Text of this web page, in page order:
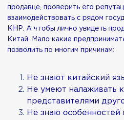
продавце, проверить его
взаимодействовать с рядом
КНР. А чтобы лично увидеть
Китай. Мало какие
позволить по многим причинам:
Не знают китайский
Не умеют налаживать
представителями
Не знаю особенностей